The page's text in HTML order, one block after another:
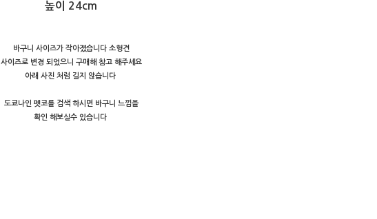
높이 24cm
바구니 사이즈가 작아졌습니다 소형견
사이즈로 변경 되었으니 구매해 참고 해주세요
아래 사진 처럼 길지 않습니다
도쿄나인 펫코를 검색 하시면 바구니 느낌을
확인 해보실수 있습니다